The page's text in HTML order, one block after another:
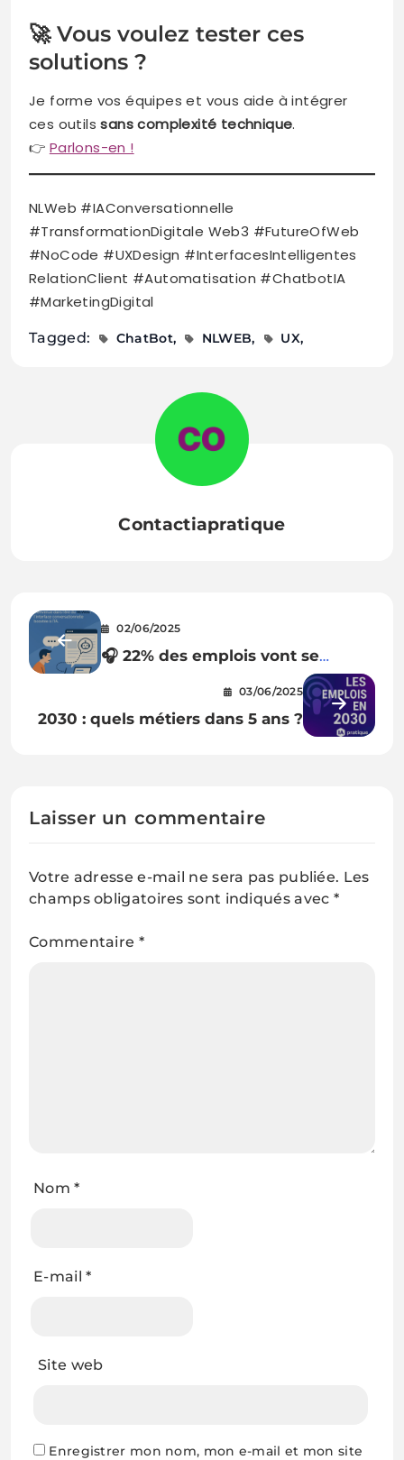
🚀 Vous voulez tester ces
solutions ?
Je forme vos équipes et vous aide à intégrer
ces outilssans complexité technique.
👉 Parlons-en !
NLWeb #IAConversationnelle
#TransformationDigitale Web3 #FutureOfWeb
#NoCode #UXDesign #InterfacesIntelligentes
RelationClient #Automatisation #ChatbotIA
#MarketingDigital
Tagged: ChatBot NLWEB UX
Contactiapratique
02/06/2025
🎧 22% des emplois vont se
transformer d’ici 2030… Et vous,
vous en êtes où ?
03/06/2025
2030 : quels métiers dans 5 ans ?
Laisser un commentaire
Votre adresse e-mail ne sera pas publiée. Les
champs obligatoires sont indiqués avec *
Commentaire *
Nom*
E-mail*
Site web
Enregistrer mon nom, mon e-mail et mon site